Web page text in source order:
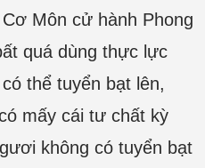
Môn cử hành Phong
quá dùng thực lực
thể tuyển bạt lên,
mấy cái tư chất kỳ
không có tuyển bạt